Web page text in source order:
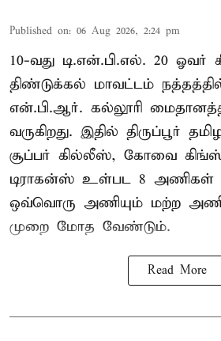
Published on: 06 Aug 2026, 2:24 pm
10-வது டி.என்.பி.எல். 20 ஓவர்
திண்டுக்கல் மாவட்டம்
என்.பி.ஆர். கல்லூரி
வருகிறது. இதில் திருப்பூர்
சூப்பர் கில்லீஸ், கோவை
டிராகன்ஸ் உள்பட 8 அணிகள்
ஒவ்வொரு அணியும் மற்ற
முறை மோத வேண்டும்.
Read More